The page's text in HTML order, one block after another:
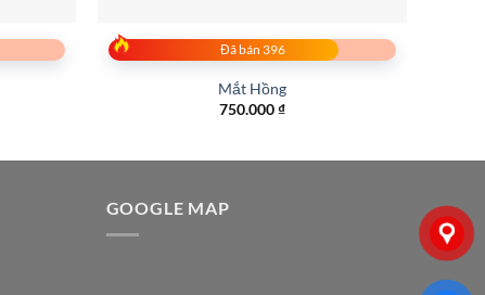
Đã bán 396
Mắt Hồng
750.000₫
GOOGLE MAP